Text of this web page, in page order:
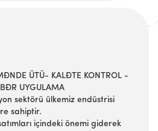
ÜTÜ- KALĐTE KONTROL -
UYGULAMA
sektörü ülkemiz endüstrisi
sahiptir.
içindeki önemi giderek